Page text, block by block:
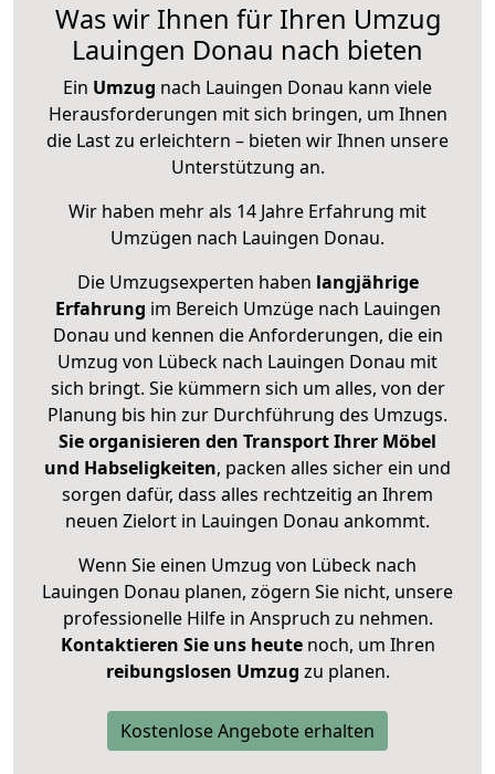
Was wir Ihnen für Ihren Umzug
Lauingen Donau nach bieten
Ein Umzug nach Lauingen Donau kann viele
Herausforderungen mit sich bringen, um Ihnen
die Last zu erleichtern – bieten wir Ihnen unsere
Unterstützung an.
Wir haben mehr als 14 Jahre Erfahrung mit
Umzügen nach Lauingen Donau.
Die Umzugsexperten haben langjährige
Erfahrung im Bereich Umzüge nach Lauingen
Donau und kennen die Anforderungen, die ein
Umzug von Lübeck nach Lauingen Donau mit
sich bringt. Sie kümmern sich um alles, von der
Planung bis hin zur Durchführung des Umzugs.
Sie organisieren den Transport Ihrer Möbel
und Habseligkeiten, packen alles sicher ein und
sorgen dafür, dass alles rechtzeitig an Ihrem
neuen Zielort in Lauingen Donau ankommt.
Wenn Sie einen Umzug von Lübeck nach
Lauingen Donau planen, zögern Sie nicht, unsere
professionelle Hilfe in Anspruch zu nehmen.
Kontaktieren Sie uns heutenoch, um Ihren
reibungslosen Umzug zu planen.
Kostenlose Angebote erhalten